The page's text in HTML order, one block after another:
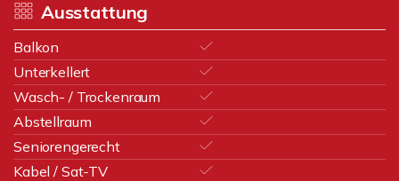
Ausstattung
Balkon
Unterkellert
Wasch- / Trockenraum
Abstellraum
Seniorengerecht
Kabel / Sat-TV